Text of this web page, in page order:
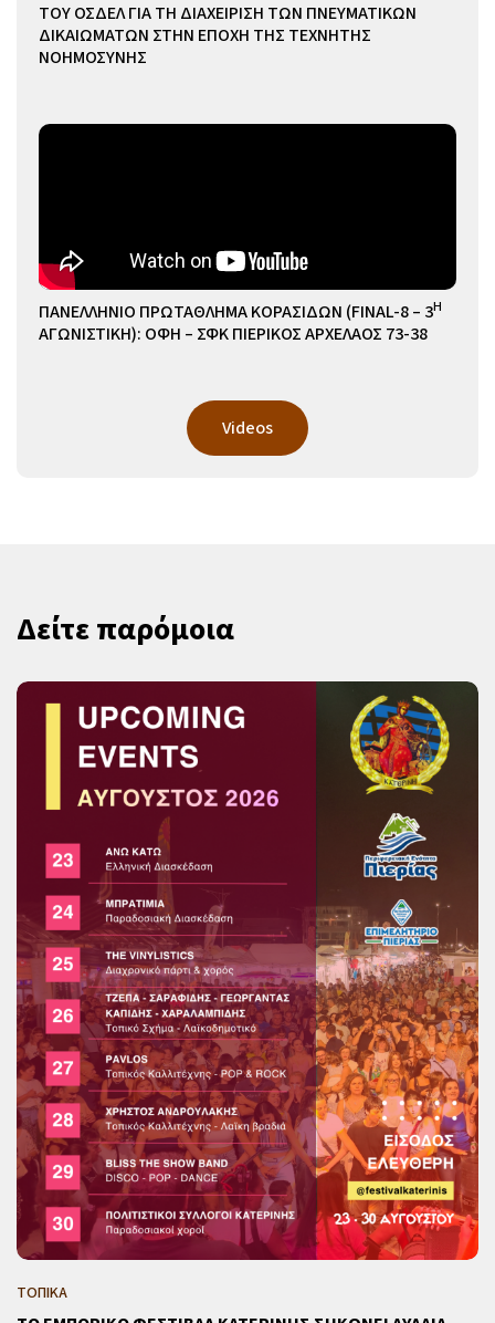
ΤΟΥ ΟΣΔΕΛ ΓΙΑ ΤΗ ΔΙΑΧΕΙΡΙΣΗ ΤΩΝ ΠΝΕΥΜΑΤΙΚΩΝ
ΔΙΚΑΙΩΜΑΤΩΝ ΣΤΗΝ ΕΠΟΧΗ ΤΗΣ ΤΕΧΝΗΤΗΣ
ΝΟΗΜΟΣΥΝΗΣ
ΠΑΝΕΛΛΗΝΙΟ ΠΡΩΤΑΘΛΗΜΑ ΚΟΡΑΣΙΔΩΝ (FINAL-8 – 3Η
ΑΓΩΝΙΣΤΙΚΗ): ΟΦΗ – ΣΦΚ ΠΙΕΡΙΚΟΣ ΑΡΧΕΛΑΟΣ 73-38
Videos
Δείτε παρόμοια
ΤΟΠΙΚΑ